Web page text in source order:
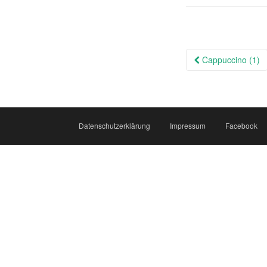
Cappuccino (1)
Datenschutzerklärung Impressum Facebook